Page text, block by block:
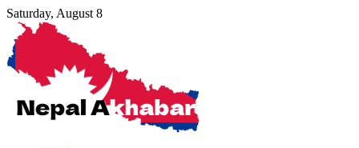
Skip
content
Saturday, August 8